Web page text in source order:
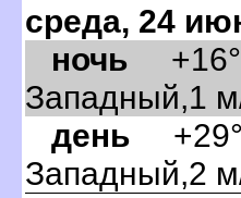
среда, 24
ночь +16°,
Западный,1
день
Западный,2